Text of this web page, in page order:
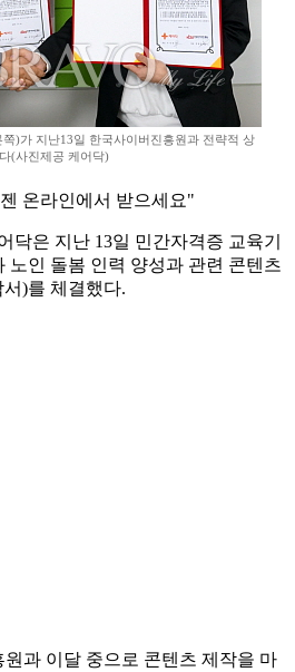
)가 지난13일 한국사이버진흥원과 전략적 상
(사진제공 케어닥)
온라인에서 받으세요"
닥은 지난 13일 민간자격증 교육기
노인 돌봄 인력 양성과 관련 콘텐츠
)를 체결했다.
과 이달 중으로 콘텐츠 제작을 마